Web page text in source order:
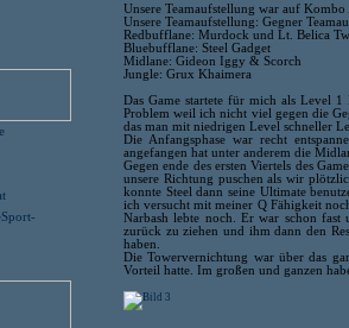
Unsere Teamaufstellung war auf
Unsere Teamaufstellung: Gegner
Redbufflane: Murdock und Lt. Belica
Bluebufflane: Steel Gadget
Midlane: Gideon Iggy & Scorch
Jungle: Grux Khaimera
Das Game startete für mich als Level
Problem weil ich nicht viel gegen die
das man mit niedrigen Level schneller
Die Anfangsphase war recht
angefangen hat unter anderem die
Gegen ende des ersten Viertels des
unsere Richtung puschen als wir
konnte Steel dann seine Ultimate
ich versucht mit meiner Q Fähigkeit
Narbash lebte noch. Er war schon
zurück zu ziehen und ihm dann den
haben.
Die Towervernichtung war über das
Vorteil hatte. Im großen und ganzen